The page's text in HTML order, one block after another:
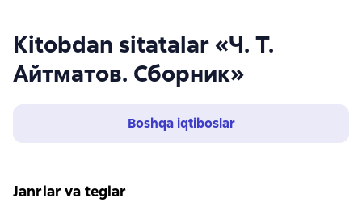
Kitobdan sitatalar «Ч. Т.
Айтматов. Сборник»
Boshqa iqtiboslar
Janrlar va teglar